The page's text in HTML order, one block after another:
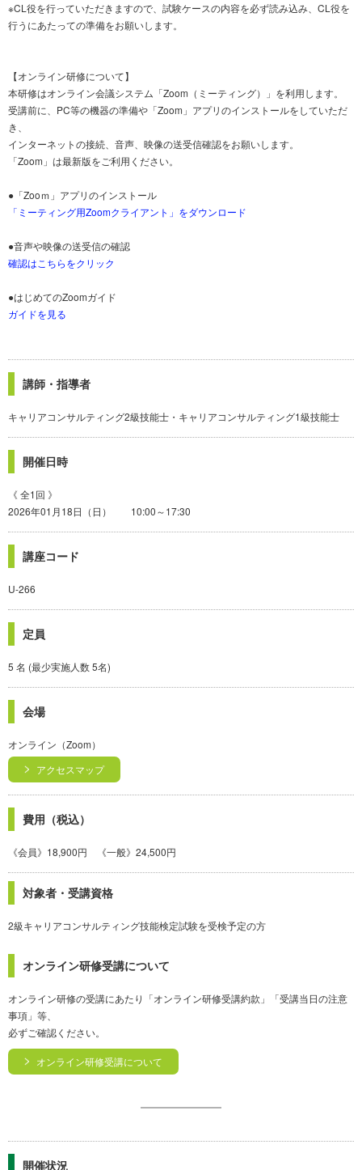
※CL役を行っていただきますので、試験ケースの内容を必ず読み込み、CL役を
行うにあたっての準備をお願いします。
【オンライン研修について】
本研修はオンライン会議システム「Zoom（ミーティング）」を利用します。
受講前に、PC等の機器の準備や「Zoom」アプリのインストールをしていただ
き、
インターネットの接続、音声、映像の送受信確認をお願いします。
「Zoom」は最新版をご利用ください。
●「Zooｍ」アプリのインストール
「ミーティング用Zoomクライアント」をダウンロード
●音声や映像の送受信の確認
確認はこちらをクリック
●はじめてのZoomガイド
ガイドを見る
講師・指導者
キャリアコンサルティング2級技能士・キャリアコンサルティング1級技能士
開催日時
《 全1回 》
2026年01月18日（日） 10:00～17:30
講座コード
U-266
定員
5 名 (最少実施人数 5名)
会場
オンライン（Zoom）
アクセスマップ
費用（税込）
《会員》18,900円 《一般》24,500円
対象者・受講資格
2級キャリアコンサルティング技能検定試験を受検予定の方
オンライン研修受講について
オンライン研修の受講にあたり「オンライン研修受講約款」「受講当日の注意
事項」等、
必ずご確認ください。
オンライン研修受講について
開催状況